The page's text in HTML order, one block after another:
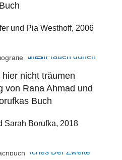
Buch
und Pia Westhoff, 2006
nicht träumen
von Rana Ahmad und
Buch
Sarah Borufka, 2018